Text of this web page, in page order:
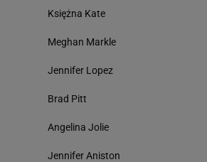
Księżna Kate
Meghan Markle
Jennifer Lopez
Brad Pitt
Angelina Jolie
Jennifer Aniston